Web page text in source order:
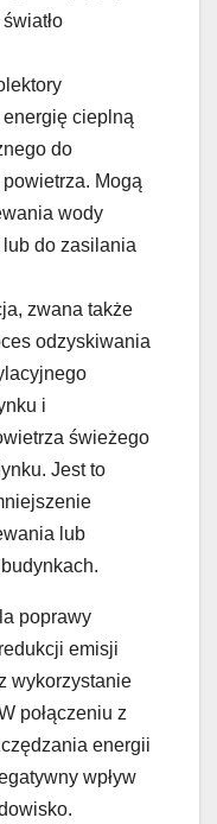
energię cieplną
do
Mogą
wody
do zasilania
zwana także
odzyskiwania
i
świeżego
Jest to
lub
poprawy
emisji
wykorzystanie
połączeniu z
energii
wpływ